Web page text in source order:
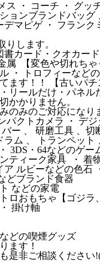
ス ・ コーチ ・ グ
ョンブランドバッ
デマピゲ ・ フラン
りします。
カード・クオカー
属 【変色や切れち
・ トロフィーなど
ます！！ 【古いパチ
リールだけ・パネル
かかりません。
のみのご対応になり
パクトカメラ ・ デジ
ー 、 研磨工具 、切
ム 、 トランペット
3DS・64などのゲー
ティーク家具 ・ 着
ルビーなどの色石
どブランド食器
などの家電
ロおもちゃ【ゴジラ
掛け軸
どの喫煙グッズ
ます！
是非ご相談ください